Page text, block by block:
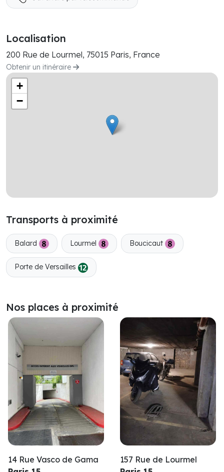
Localisation
200 Rue de Lourmel, 75015 Paris, France
Obtenir un itinéraire
+
−
Transports à proximité
Balard Lourmel Boucicaut
Porte de Versailles
Nos places à proximité
14 Rue Vasco de Gama
157 Rue de Lourmel